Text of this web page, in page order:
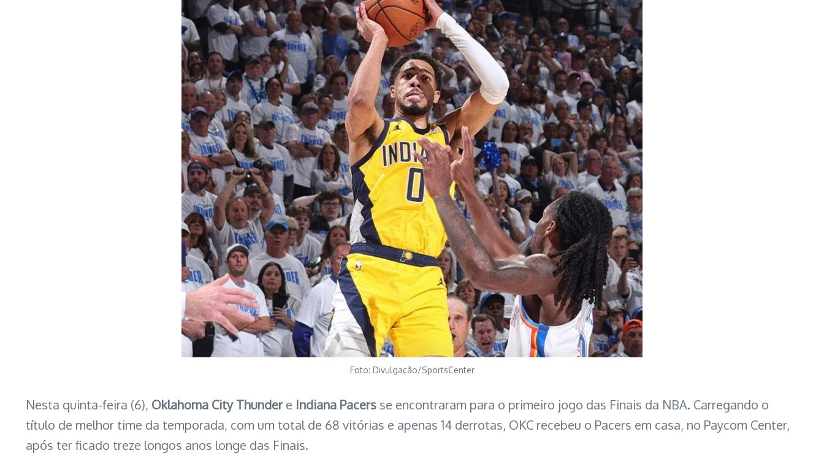
Foto: Divulgação/SportsCenter
Nesta quinta-feira (6), Oklahoma City Thundere Indiana Pacers se encontraram para o primeiro jogo das Finais da NBA. Carregando o
título de melhor time da temporada, com um total de 68 vitórias e apenas 14 derrotas, OKC recebeu o Pacers em casa, no Paycom Center,
após ter ficado treze longos anos longe das Finais.